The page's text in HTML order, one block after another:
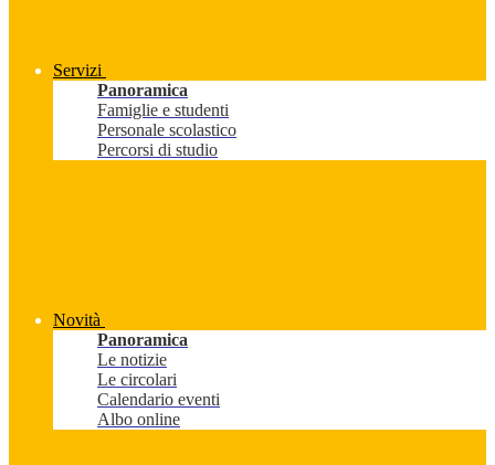
Servizi
Panoramica
Famiglie e studenti
Personale scolastico
Percorsi di studio
Novità
Panoramica
Le notizie
Le circolari
Calendario eventi
Albo online